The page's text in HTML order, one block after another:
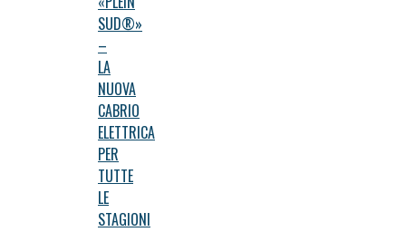
SUD®»
–
LA
NUOVA
CABRIO
ELETTRICA
PER
TUTTE
LE
STAGIONI